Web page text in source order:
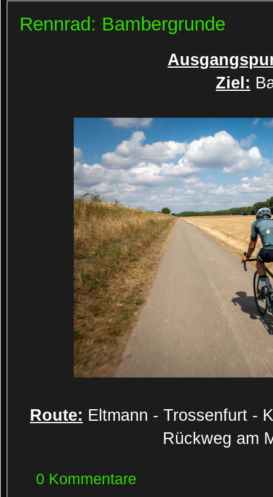
Rennrad: Bambergrunde
Ziel:
Route: Eltmann - Trossenfurt -
Rückweg am
0 Kommentare